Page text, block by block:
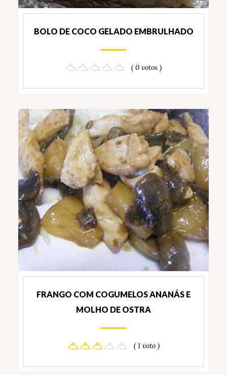
BOLO DE COCO GELADO EMBRULHADO
( 0 votos )
FRANGO COM COGUMELOS ANANÁS E
MOLHO DE OSTRA
( 1 voto )